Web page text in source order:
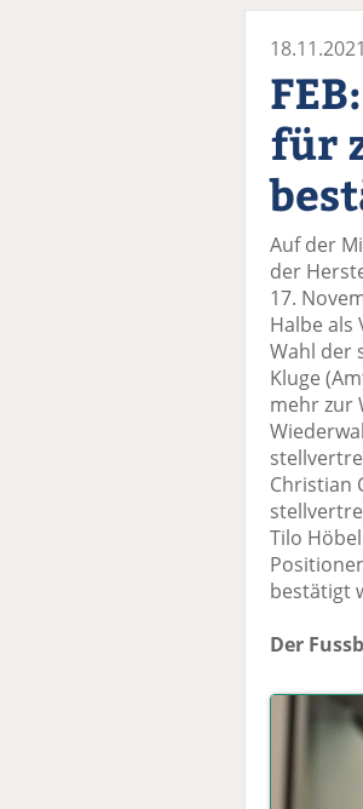
18.11.2021
für
Auf der
der
17.
Halbe als
Wahl der
Kluge
mehr zur
Christian
Tilo
bestätigt
Der